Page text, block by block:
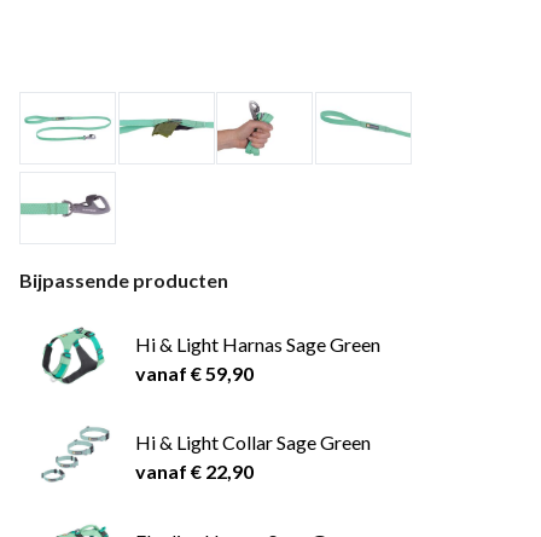
Bijpassende producten
Hi & Light Harnas Sage Green
vanaf € 59,90
Hi & Light Collar Sage Green
vanaf € 22,90